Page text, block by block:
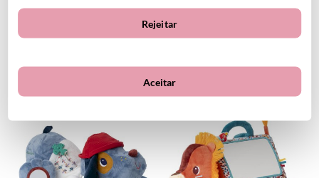
15.00€
Almofada inflável Cola
25.00€
Rejeitar
Aceitar